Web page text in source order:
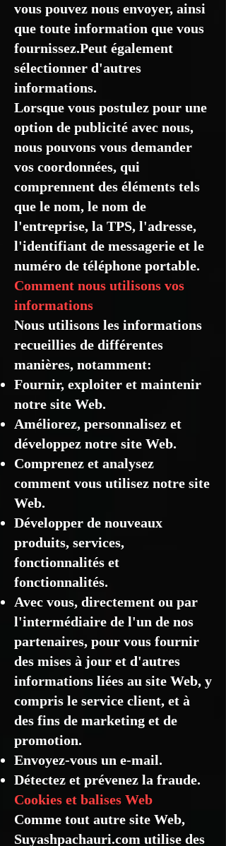
vous pouvez nous envoyer, ainsi
que toute information que vous
fournissez.Peut également
sélectionner d'autres
informations.
Lorsque vous postulez pour une
option de publicité avec nous,
nous pouvons vous demander
vos coordonnées, qui
comprennent des éléments tels
que le nom, le nom de
l'entreprise, la TPS, l'adresse,
l'identifiant de messagerie et le
numéro de téléphone portable.
Comment nous utilisons vos
informations
Nous utilisons les informations
recueillies de différentes
manières, notamment:
Fournir, exploiter et maintenir
notre site Web.
Améliorez, personnalisez et
développez notre site Web.
Comprenez et analysez
comment vous utilisez notre site
Web.
Développer de nouveaux
produits, services,
fonctionnalités et
fonctionnalités.
Avec vous, directement ou par
l'intermédiaire de l'un de nos
partenaires, pour vous fournir
des mises à jour et d'autres
informations liées au site Web, y
compris le service client, et à
des fins de marketing et de
promotion.
Envoyez-vous un e-mail.
Détectez et prévenez la fraude.
Cookies et balises Web
Comme tout autre site Web,
Suyashpachauri.com utilise des